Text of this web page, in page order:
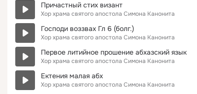
Причастный стих визант
Хор храма святого апостола Симона Канонита
Господи воззвах Гл 6 (болг.)
Хор храма святого апостола Симона Канонита
Первое литийное прошение абхазский язык
Хор храма святого апостола Симона Канонита
Ектения малая абх
Хор храма святого апостола Симона Канонита